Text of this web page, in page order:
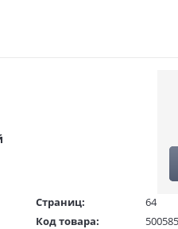
Страниц:
64
Код товара: